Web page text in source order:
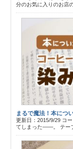
分のお気に入りのお店
まるで魔法！本につ
更新日：2015/9/29 コ
てしまった――。 テー